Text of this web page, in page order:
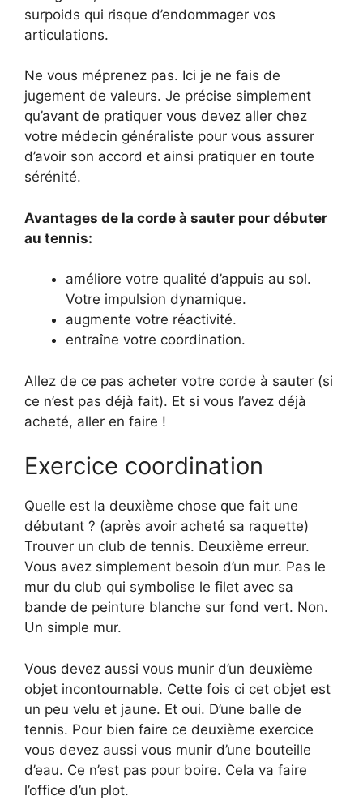
surpoids qui risque d’endommager vos
articulations.
Ne vous méprenez pas. Ici je ne fais de
jugement de valeurs. Je précise simplement
qu’avant de pratiquer vous devez aller chez
votre médecin généraliste pour vous assurer
d’avoir son accord et ainsi pratiquer en toute
sérénité.
Avantages de la corde à sauter pour débuter
au tennis:
améliore votre qualité d’appuis au sol.
Votre impulsion dynamique.
augmente votre réactivité.
entraîne votre coordination.
Allez de ce pas acheter votre corde à sauter (si
ce n’est pas déjà fait). Et si vous l’avez déjà
acheté, aller en faire !
Exercice coordination
Quelle est la deuxième chose que fait une
débutant ? (après avoir acheté sa raquette)
Trouver un club de tennis. Deuxième erreur.
Vous avez simplement besoin d’un mur. Pas le
mur du club qui symbolise le filet avec sa
bande de peinture blanche sur fond vert. Non.
Un simple mur.
Vous devez aussi vous munir d’un deuxième
objet incontournable. Cette fois ci cet objet est
un peu velu et jaune. Et oui. D’une balle de
tennis. Pour bien faire ce deuxième exercice
vous devez aussi vous munir d’une bouteille
d’eau. Ce n’est pas pour boire. Cela va faire
l’office d’un plot.